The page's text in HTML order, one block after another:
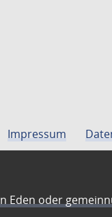
Impressum
Eden oder